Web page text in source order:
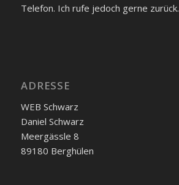
Telefon. Ich rufe jedoch gerne zurück.
ADRESSE
WEB Schwarz
Daniel Schwarz
Meergässle 8
89180 Berghülen